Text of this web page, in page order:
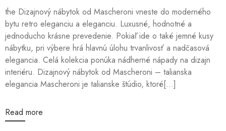
the Dizajnový nábytok od Mascheroni vneste do moderného
bytu retro eleganciu a eleganciu. Luxusné, hodnotné a
jednoducho krásne prevedenie. Pokiaľ ide o také jemné kusy
nábytku, pri výbere hrá hlavnú úlohu trvanlivosť a nadčasová
elegancia. Celá kolekcia ponúka nádherné nápady na dizajn
interiéru. Dizajnový nábytok od Mascheroni – talianska
elegancia Mascheroni je talianske štúdio, ktoré[...]
Read more